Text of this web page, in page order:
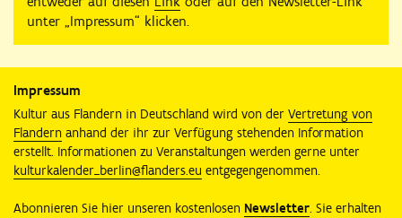
unter „Impressum“ klicken.
Impressum
Kultur aus Flandern in Deutschland wird von der Vertretung von
Flandern anhand der ihr zur Verfügung stehenden Information
erstellt. Informationen zu Veranstaltungen werden gerne unter
kulturkalender_berlin@flanders.eu entgegengenommen.
Abonnieren Sie hier unseren kostenlosen Newsletter. Sie erhalten